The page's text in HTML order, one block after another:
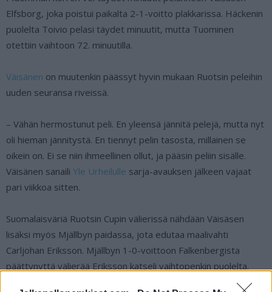
Elfsborg, joka poistui paikalta 2-1-voitto plakkarissa. Häckenin
puolelta Toivio pelasi täydet minuutit, mutta Tuominen
otettiin vaihtoon 72. minuutilla.
Väisänen on muutenkin päässyt hyvin mukaan Ruotsin peleihin
uuden seuransa riveissä.
– Vähän hermostunut peli. En yleensä jännitä pelejä, mutta nyt
oli hieman jännitystä. En tiennyt pelin tasosta, millainen se
oikein on. Ei se niin ihmeellinen ollut, ja pääsin peliin sisälle.
Väisänen sanaili Yle Urheilulle sarja-avauksen jälkeen vajaat
pari viikkoa sitten.
Suomalaisväriä Ruotsin Cupin välierissä nähdään Väisäsen
lisäksi myös Mjällbyn paidassa, jota edutaa maalivahti
Carljohan Eriksson. Mjällbyn 1-0-voittoon Falkenbergista
päättynyttä välierää Eriksson katseli vaihtopenkin puolelta.